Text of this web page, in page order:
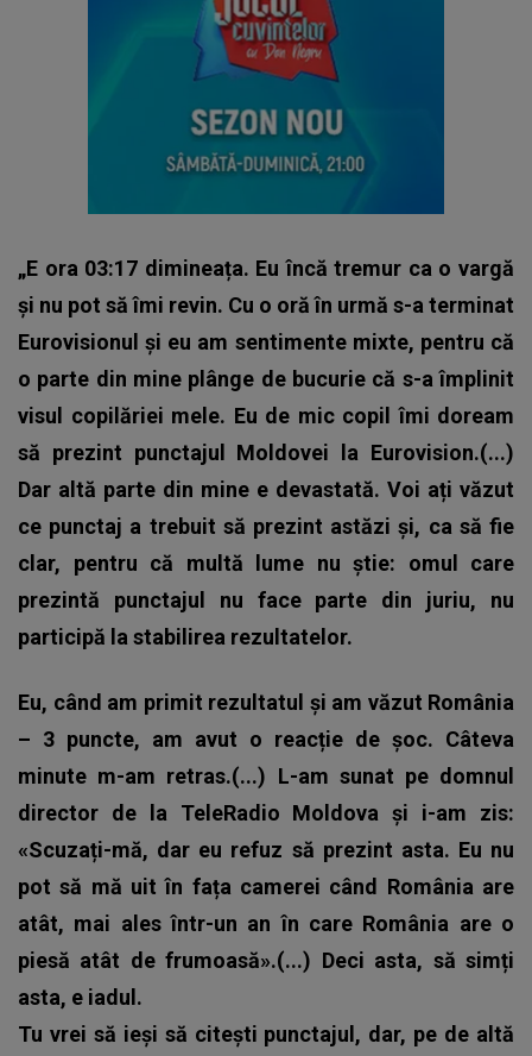
„E ora 03:17 dimineața. Eu încă tremur ca o vargă
și nu pot să îmi revin. Cu o oră în urmă s-a terminat
Eurovisionul și eu am sentimente mixte, pentru că
o parte din mine plânge de bucurie că s-a împlinit
visul copilăriei mele. Eu de mic copil îmi doream
să prezint punctajul Moldovei la Eurovision.(...)
Dar altă parte din mine e devastată. Voi ați văzut
ce punctaj a trebuit să prezint astăzi și, ca să fie
clar, pentru că multă lume nu știe: omul care
prezintă punctajul nu face parte din juriu, nu
participă la stabilirea rezultatelor.
Eu, când am primit rezultatul și am văzut România
– 3 puncte, am avut o reacție de șoc. Câteva
minute m-am retras.(...) L-am sunat pe domnul
director de la TeleRadio Moldova și i-am zis:
«Scuzați-mă, dar eu refuz să prezint asta. Eu nu
pot să mă uit în fața camerei când România are
atât, mai ales într-un an în care România are o
piesă atât de frumoasă».(...) Deci asta, să simți
asta, e iadul.
Tu vrei să ieși să citești punctajul, dar, pe de altă